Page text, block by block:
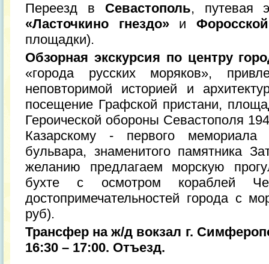
Переезд в Севастополь, путевая
«Ласточкино гнездо»и
площадки).
Обзорная экскурсия по центру
«города русских моряков»,
неповторимой историей и
посещение Графской пристани,
Героической обороны Севастополя
Казарскому - первого мемориала
бульвара, знаменитого памятника
желанию предлагаем морскую
бухте с осмотром кораблей
достопримечательностей города с
руб).
Трансфер на ж/д вокзал г.
16:30 – 17:00. Отъезд.